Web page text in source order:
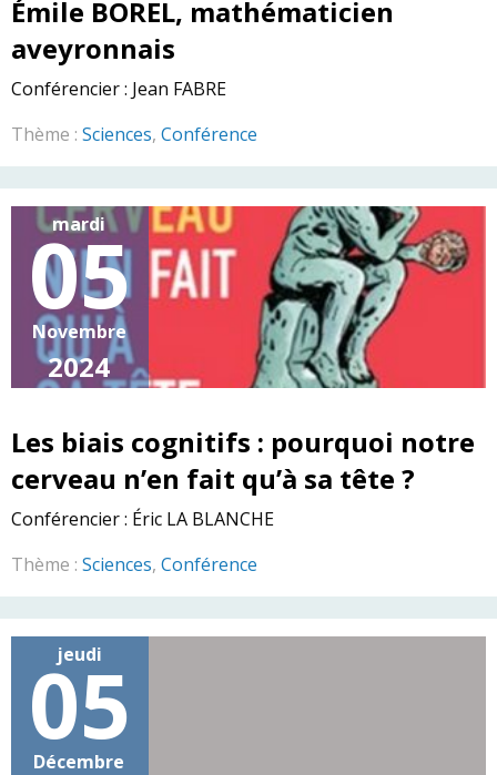
Émile BOREL, mathématicien
aveyronnais
Conférencier : Jean FABRE
Thème : Sciences, Conférence
mardi
05
Novembre
2024
Les biais cognitifs : pourquoi notre
cerveau n’en fait qu’à sa tête ?
Conférencier : Éric LA BLANCHE
Thème : Sciences, Conférence
jeudi
05
Décembre